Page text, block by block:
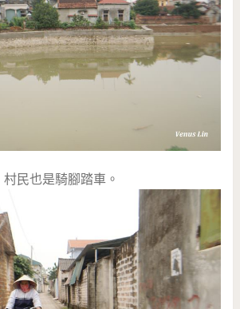
村民也是騎腳踏車。